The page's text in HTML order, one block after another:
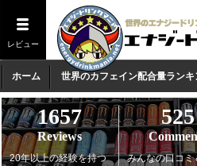
レビュー
ホーム 世界のカフェイン配合量ランキ
1657
Reviews
20年以上の経験を持つ
525
みんなの口コミ